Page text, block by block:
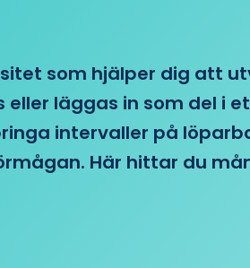
som hjälper dig att
läggas in som del i
intervaller på
Här hittar du